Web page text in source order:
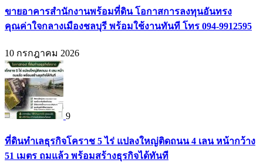
ขายอาคารสำนักงานพร้อมที่ดิน โอกาสการลงทุนอันทรง
คุณค่าใจกลางเมืองชลบุรี พร้อมใช้งานทันที โทร 094-9912595
10 กรกฎาคม 2026
9
ที่ดินทำเลธุรกิจโคราช 5 ไร่ แปลงใหญ่ติดถนน 4 เลน หน้ากว้าง
51 เมตร ถมแล้ว พร้อมสร้างธุรกิจได้ทันที